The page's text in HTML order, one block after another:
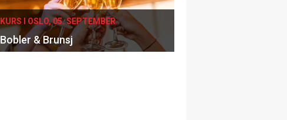
KURS I OSLO, 05. SEPTEMBER
Bobler & Brunsj